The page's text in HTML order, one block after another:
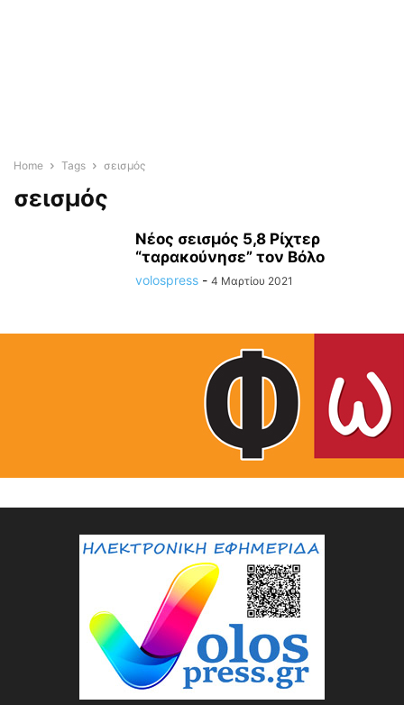
Home Tags σεισμός
σεισμός
Νέος σεισμός 5,8 Ρίχτερ
“ταρακούνησε” τον Βόλο
volospress - 4 Μαρτίου 2021